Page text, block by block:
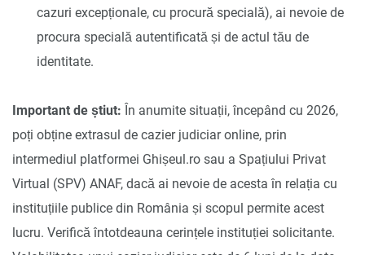
cazuri excepționale, cu procură specială), ai nevoie de
procura specială autentificată și de actul tău de
identitate.
Important de știut: În anumite situații, începând cu 2026,
poți obține extrasul de cazier judiciar online, prin
intermediul platformei Ghișeul.ro sau a Spațiului Privat
Virtual (SPV) ANAF, dacă ai nevoie de acesta în relația cu
instituțiile publice din România și scopul permite acest
lucru. Verifică întotdeauna cerințele instituției solicitante.